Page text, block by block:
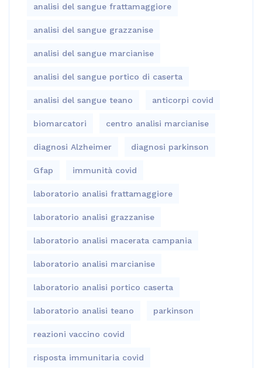
analisi del sangue frattamaggiore
analisi del sangue grazzanise
analisi del sangue marcianise
analisi del sangue portico di caserta
analisi del sangue teano anticorpi covid
biomarcatori centro analisi marcianise
diagnosi Alzheimer diagnosi parkinson
Gfap immunità covid
laboratorio analisi frattamaggiore
laboratorio analisi grazzanise
laboratorio analisi macerata campania
laboratorio analisi marcianise
laboratorio analisi portico caserta
laboratorio analisi teano parkinson
reazioni vaccino covid
risposta immunitaria covid